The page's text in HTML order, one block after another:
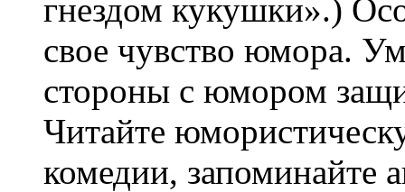
гнездом кукушки».)
свое чувство юмора.
стороны с юмором
Читайте
комедии, запоминайте